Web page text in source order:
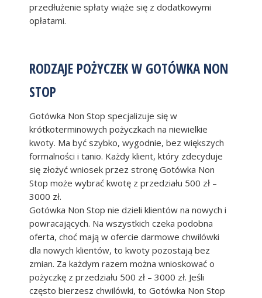
przedłużenie spłaty wiąże się z dodatkowymi
opłatami.
RODZAJE POŻYCZEK W GOTÓWKA NON
STOP
Gotówka Non Stop specjalizuje się w
krótkoterminowych pożyczkach na niewielkie
kwoty. Ma być szybko, wygodnie, bez większych
formalności i tanio. Każdy klient, który zdecyduje
się złożyć wniosek przez stronę Gotówka Non
Stop może wybrać kwotę z przedziału 500 zł –
3000 zł.
Gotówka Non Stop nie dzieli klientów na nowych i
powracających. Na wszystkich czeka podobna
oferta, choć mają w ofercie darmowe chwilówki
dla nowych klientów, to kwoty pozostają bez
zmian. Za każdym razem można wnioskować o
pożyczkę z przedziału 500 zł – 3000 zł. Jeśli
często bierzesz chwilówki, to Gotówka Non Stop